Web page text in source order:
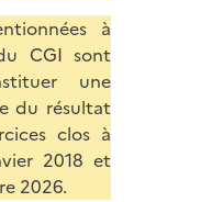
à
CGI sont
une
du résultat
clos à
2018 et
2026.